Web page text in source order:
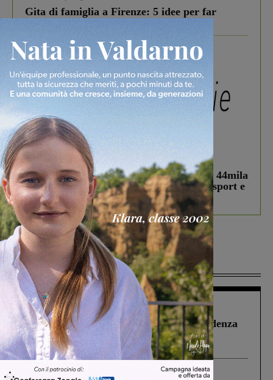
Gita di famiglia a Firenze: 5 idee per far
In vetrina 3 Agosto 2026
Estra Notizie agosto: Smart Cities, oltre 44mila
studenti coinvolti, torna il bando per lo sport e
debutta il podcast Estrair
Più lette
Figline Incisa Valdarno 1 Agosto 2026
Piscina di Figline finanziata oltre la scadenza
Pnrr, il gruppo di Fratelli d’Italia: “Un
ringraziamento al Governo”
Cronaca 3 Agosto 2026